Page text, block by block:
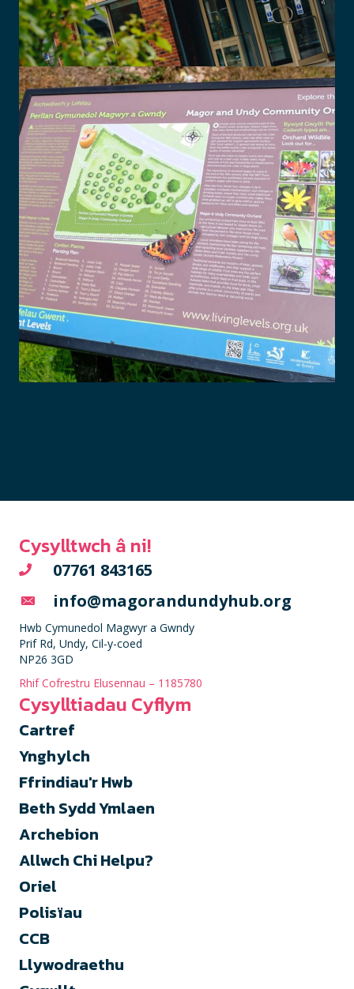
Cysylltwch â ni!
07761 843165
info@magorandundyhub.org
Hwb Cymunedol Magwyr a Gwndy
Prif Rd, Undy, Cil-y-coed
NP26 3GD
Rhif Cofrestru Elusennau – 1185780
Cysylltiadau Cyflym
Cartref
Ynghylch
Ffrindiau'r Hwb
Beth Sydd Ymlaen
Archebion
Allwch Chi Helpu?
Oriel
Polisïau
CCB
Llywodraethu